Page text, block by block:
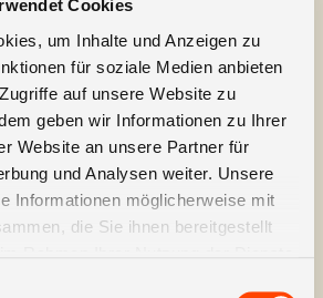
Cookies
um Inhalte und Anzeigen zu
für soziale Medien anbieten
auf unsere Website zu
geben wir Informationen zu Ihrer
Website an unsere Partner für
und Analysen weiter. Unsere
Informationen möglicherweise mit
die Sie ihnen bereitgestellt
Faktoren, welche auf die
des Angebots einzahlen.